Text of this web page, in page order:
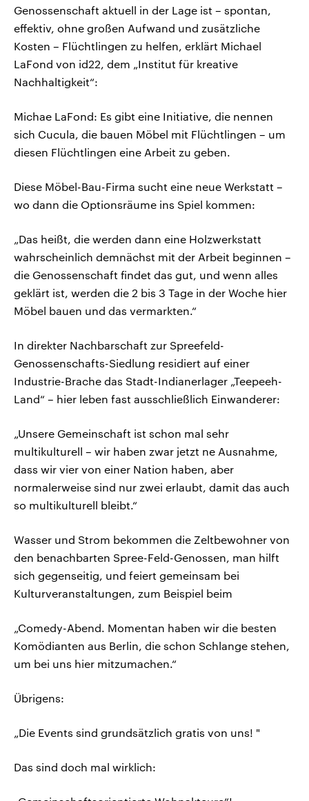
Genossenschaft aktuell in der Lage ist – spontan,
effektiv, ohne großen Aufwand und zusätzliche
Kosten – Flüchtlingen zu helfen, erklärt Michael
LaFond von id22, dem „Institut für kreative
Nachhaltigkeit“:
Michae LaFond: Es gibt eine Initiative, die nennen
sich Cucula, die bauen Möbel mit Flüchtlingen – um
diesen Flüchtlingen eine Arbeit zu geben.
Diese Möbel-Bau-Firma sucht eine neue Werkstatt –
wo dann die Optionsräume ins Spiel kommen:
„Das heißt, die werden dann eine Holzwerkstatt
wahrscheinlich demnächst mit der Arbeit beginnen –
die Genossenschaft findet das gut, und wenn alles
geklärt ist, werden die 2 bis 3 Tage in der Woche hier
Möbel bauen und das vermarkten.“
In direkter Nachbarschaft zur Spreefeld-
Genossenschafts-Siedlung residiert auf einer
Industrie-Brache das Stadt-Indianerlager „Teepeeh-
Land“ – hier leben fast ausschließlich Einwanderer:
„Unsere Gemeinschaft ist schon mal sehr
multikulturell – wir haben zwar jetzt ne Ausnahme,
dass wir vier von einer Nation haben, aber
normalerweise sind nur zwei erlaubt, damit das auch
so multikulturell bleibt.“
Wasser und Strom bekommen die Zeltbewohner von
den benachbarten Spree-Feld-Genossen, man hilft
sich gegenseitig, und feiert gemeinsam bei
Kulturveranstaltungen, zum Beispiel beim
„Comedy-Abend. Momentan haben wir die besten
Komödianten aus Berlin, die schon Schlange stehen,
um bei uns hier mitzumachen.“
Übrigens:
„Die Events sind grundsätzlich gratis von uns! "
Das sind doch mal wirklich: